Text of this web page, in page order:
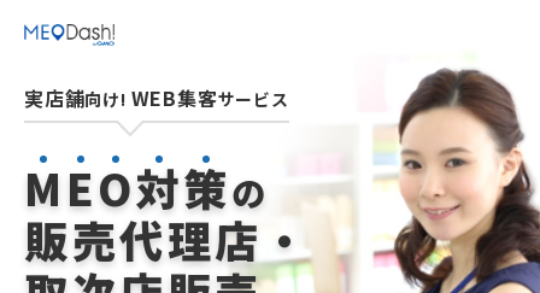
実店舗向け! WEB集客サービス
MEO対策の
販売代理店・